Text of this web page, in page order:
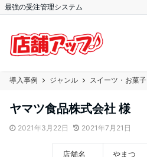
最強の受注管理システム
導入事例 ジャンル スイーツ・お菓子
ヤマツ食品株式会社 様
2021年3月22日 2021年7月21日
店舗名 やまつ